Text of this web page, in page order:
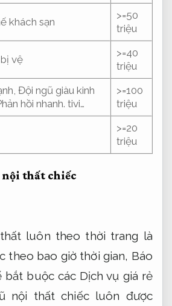
khách sạn
>=50
triệu
vệ
>=40
triệu
Đội ngũ giàu kinh
hồi nhanh. tivi…
>=100
triệu
>=20
triệu
nội thất chiếc
luôn theo thời trang là
theo bao giờ thời gian, Báo
bắt buộc các Dịch vụ giá rẻ
nội thất chiếc luôn được